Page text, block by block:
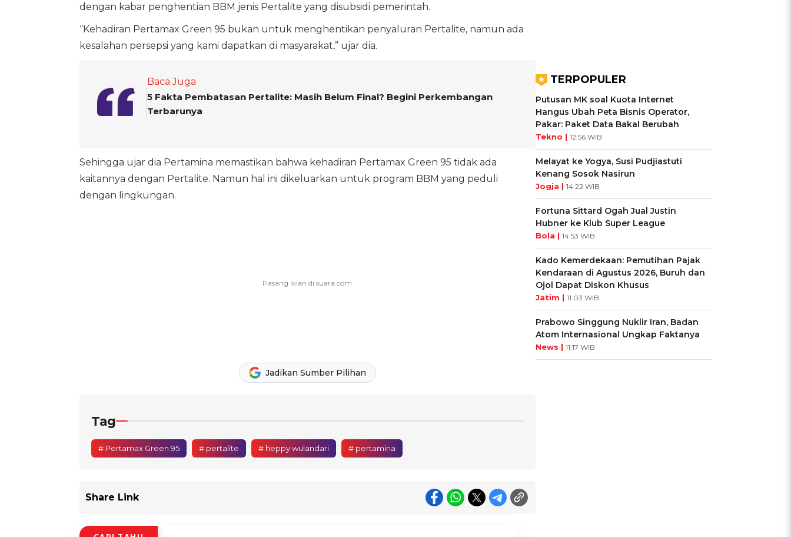
dengan kabar penghentian BBM jenis Pertalite yang disubsidi pemerintah.
“Kehadiran Pertamax Green 95 bukan untuk menghentikan penyaluran Pertalite, namun ada
kesalahan persepsi yang kami dapatkan di masyarakat,” ujar dia.
Baca Juga
5 Fakta Pembatasan Pertalite: Masih Belum Final? Begini Perkembangan
Terbarunya
Sehingga ujar dia Pertamina memastikan bahwa kehadiran Pertamax Green 95 tidak ada
kaitannya dengan Pertalite. Namun hal ini dikeluarkan untuk program BBM yang peduli
dengan lingkungan.
Jadikan Sumber Pilihan
Tag
# Pertamax Green 95 # pertalite # heppy wulandari # pertamina
Share Link
TERPOPULER
Putusan MK soal Kuota Internet
Hangus Ubah Peta Bisnis Operator,
Pakar: Paket Data Bakal Berubah
Tekno | 12:56 WIB
Melayat ke Yogya, Susi Pudjiastuti
Kenang Sosok Nasirun
Jogja | 14:22 WIB
Fortuna Sittard Ogah Jual Justin
Hubner ke Klub Super League
Bola | 14:53 WIB
Kado Kemerdekaan: Pemutihan Pajak
Kendaraan di Agustus 2026, Buruh dan
Ojol Dapat Diskon Khusus
Jatim | 11:03 WIB
Prabowo Singgung Nuklir Iran, Badan
Atom Internasional Ungkap Faktanya
News | 11:17 WIB